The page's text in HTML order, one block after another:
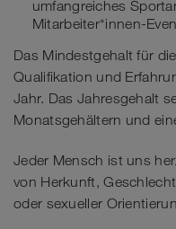
umfangreiches
Mitarbeiter*innen-
Das Mindestgehalt für
Qualifikation und
Jahr. Das Jahresgehalt
Monatsgehältern und
Jeder Mensch ist uns
von Herkunft,
oder sexueller